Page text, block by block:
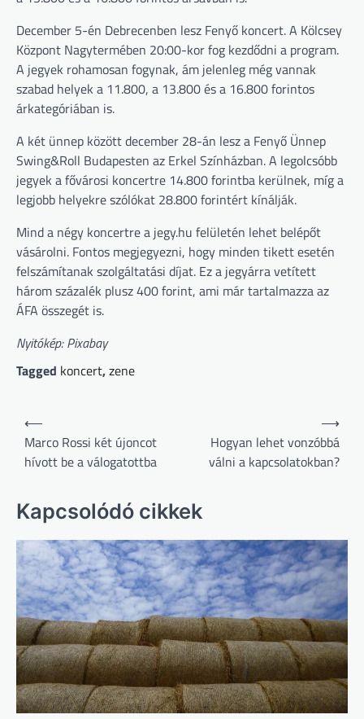
December 5-én Debrecenben lesz Fenyő koncert. A Kölcsey
Központ Nagytermében 20:00-kor fog kezdődni a program.
A jegyek rohamosan fogynak, ám jelenleg még vannak
szabad helyek a 11.800, a 13.800 és a 16.800 forintos
árkategóriában is.
A két ünnep között december 28-án lesz a Fenyő Ünnep
Swing&Roll Budapesten az Erkel Színházban. A legolcsóbb
jegyek a fővárosi koncertre 14.800 forintba kerülnek, míg a
legjobb helyekre szólókat 28.800 forintért kínálják.
Mind a négy koncertre a jegy.hu felületén lehet belépőt
vásárolni. Fontos megjegyezni, hogy minden tikett esetén
felszámítanak szolgáltatási díjat. Ez a jegyárra vetített
három százalék plusz 400 forint, ami már tartalmazza az
ÁFA összegét is.
Nyitókép: Pixabay
Tagged koncert,zene
Bejegyzés
navigáció
⟵
Marco Rossi két újoncot
hívott be a válogatottba
Hogyan lehet vonzóbbá
válni a kapcsolatokban?
⟶
Kapcsolódó cikkek